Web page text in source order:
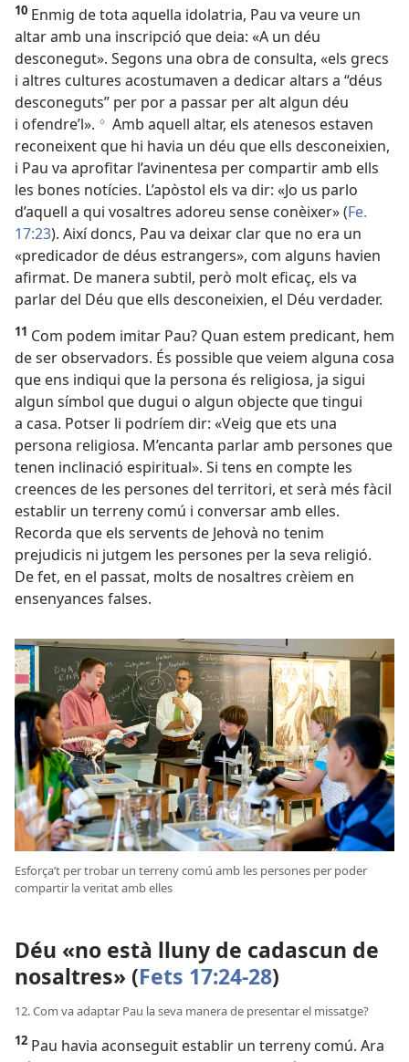
10 Enmig de tota aquella idolatria, Pau va veure un
altar amb una inscripció que deia: «A un déu
desconegut». Segons una obra de consulta, «els grecs
i altres cultures acostumaven a dedicar altars a “déus
desconeguts” per por a passar per alt algun déu
i ofendre’l». g Amb aquell altar, els atenesos estaven
reconeixent que hi havia un déu que ells desconeixien,
i Pau va aprofitar l’avinentesa per compartir amb ells
les bones notícies. L’apòstol els va dir: «Jo us parlo
d’aquell a qui vosaltres adoreu sense conèixer» (Fe.
17:23). Així doncs, Pau va deixar clar que no era un
«predicador de déus estrangers», com alguns havien
afirmat. De manera subtil, però molt eficaç, els va
parlar del Déu que ells desconeixien, el Déu verdader.
11 Com podem imitar Pau? Quan estem predicant, hem
de ser observadors. És possible que veiem alguna cosa
que ens indiqui que la persona és religiosa, ja sigui
algun símbol que dugui o algun objecte que tingui
a casa. Potser li podríem dir: «Veig que ets una
persona religiosa. M’encanta parlar amb persones que
tenen inclinació espiritual». Si tens en compte les
creences de les persones del territori, et serà més fàcil
establir un terreny comú i conversar amb elles.
Recorda que els servents de Jehovà no tenim
prejudicis ni jutgem les persones per la seva religió.
De fet, en el passat, molts de nosaltres crèiem en
ensenyances falses.
Esforça’t per trobar un terreny comú amb les persones per poder
compartir la veritat amb elles
Déu «no està lluny de cadascun de
nosaltres» (Fets 17:24-28)
12. Com va adaptar Pau la seva manera de presentar el missatge?
12 Pau havia aconseguit establir un terreny comú. Ara